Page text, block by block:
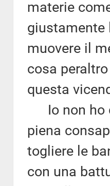
materie
giustamente
muovere il
cosa
questa
Io non ho
piena
togliere le
con una